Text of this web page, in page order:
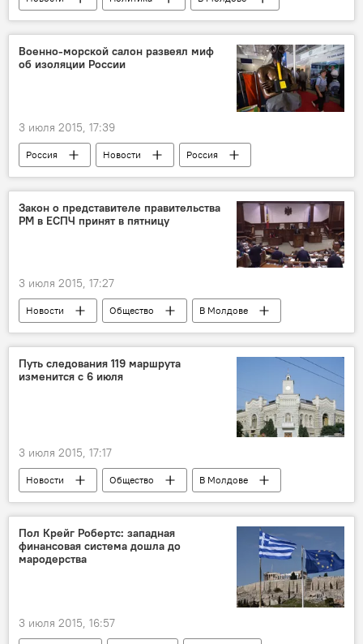
Топала
Юрий Чокан
кандидат
местные выборы
Военно-морской салон развеял миф
об изоляции России
3 июля 2015, 17:39
Россия Новости Россия
Закон о представителе правительства
РМ в ЕСПЧ принят в пятницу
3 июля 2015, 17:27
Новости Общество В Молдове
Путь следования 119 маршрута
изменится с 6 июля
3 июля 2015, 17:17
Новости Общество
В Молдове
Республика Молдова
маршрутки
Пол Крейг Робертс: западная
финансовая система дошла до
мародерства
3 июля 2015, 16:57